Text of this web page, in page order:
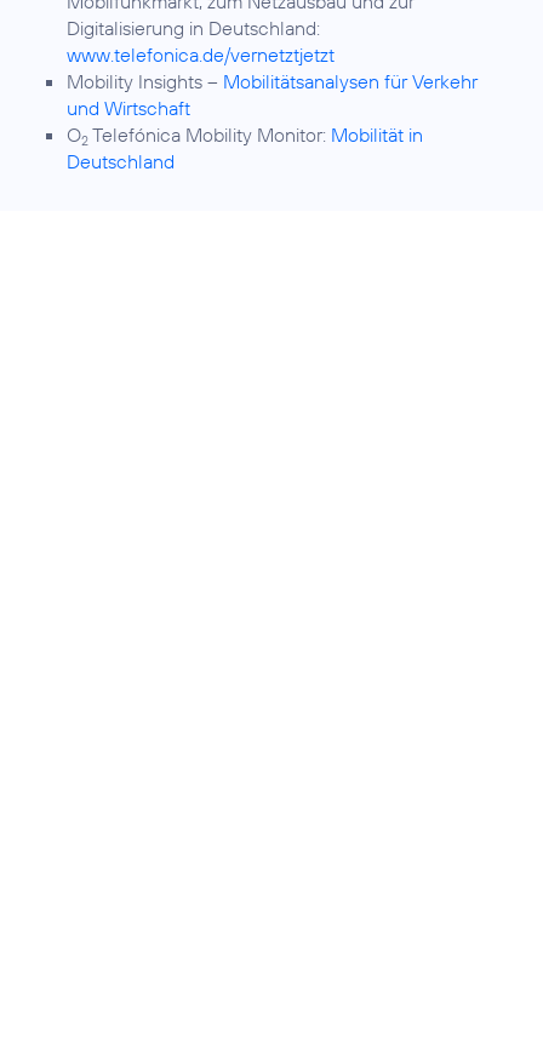
Digitalisierung in Deutschland:
www.telefonica.de/vernetztjetzt
Mobility Insights – Mobilitätsanalysen für Verkehr
und Wirtschaft
O2 Telefónica Mobility Monitor: Mobilität in
Deutschland